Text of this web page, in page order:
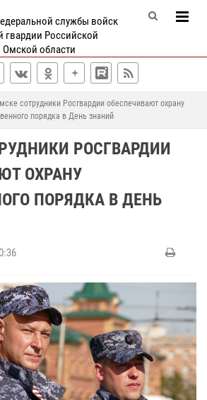
службы войск
гвардии Российской
области
сотрудники Росгвардии обеспечивают охрану
порядка в День знаний
РОСГВАРДИИ
ОХРАНУ
ПОРЯДКА В ДЕНЬ